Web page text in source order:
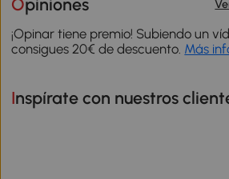
Opiniones
¡Opinar tiene premio! Subiendo un
consigues 20€ de descuento. Más
Inspírate con nuestros